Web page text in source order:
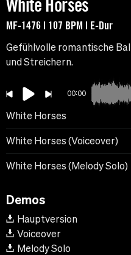
White Horses
MF-1476 | 107 BPM | E-Dur
Gefühlvolle romantische
und Streichern.
00:00
White Horses
White Horses (Voiceover)
White Horses (Melody Solo)
Demos
Hauptversion
Voiceover
Melody Solo